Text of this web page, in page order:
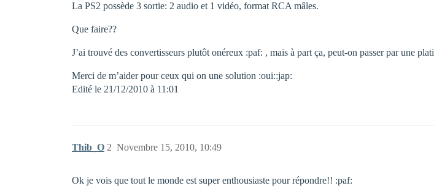
La PS2 possède 3 sortie: 2 audio et 1 vidéo, format RCA mâles.
Que faire??
J’ai trouvé des convertisseurs plutôt onéreux :paf: , mais à part ça, peut-on passer par une
Merci de m’aider pour ceux qui on une solution :oui::jap:
Edité le 21/12/2010 à 11:01
Thib_O Novembre 15, 2010, 10:49
2
Ok je vois que tout le monde est super enthousiaste pour répondre!! :paf: